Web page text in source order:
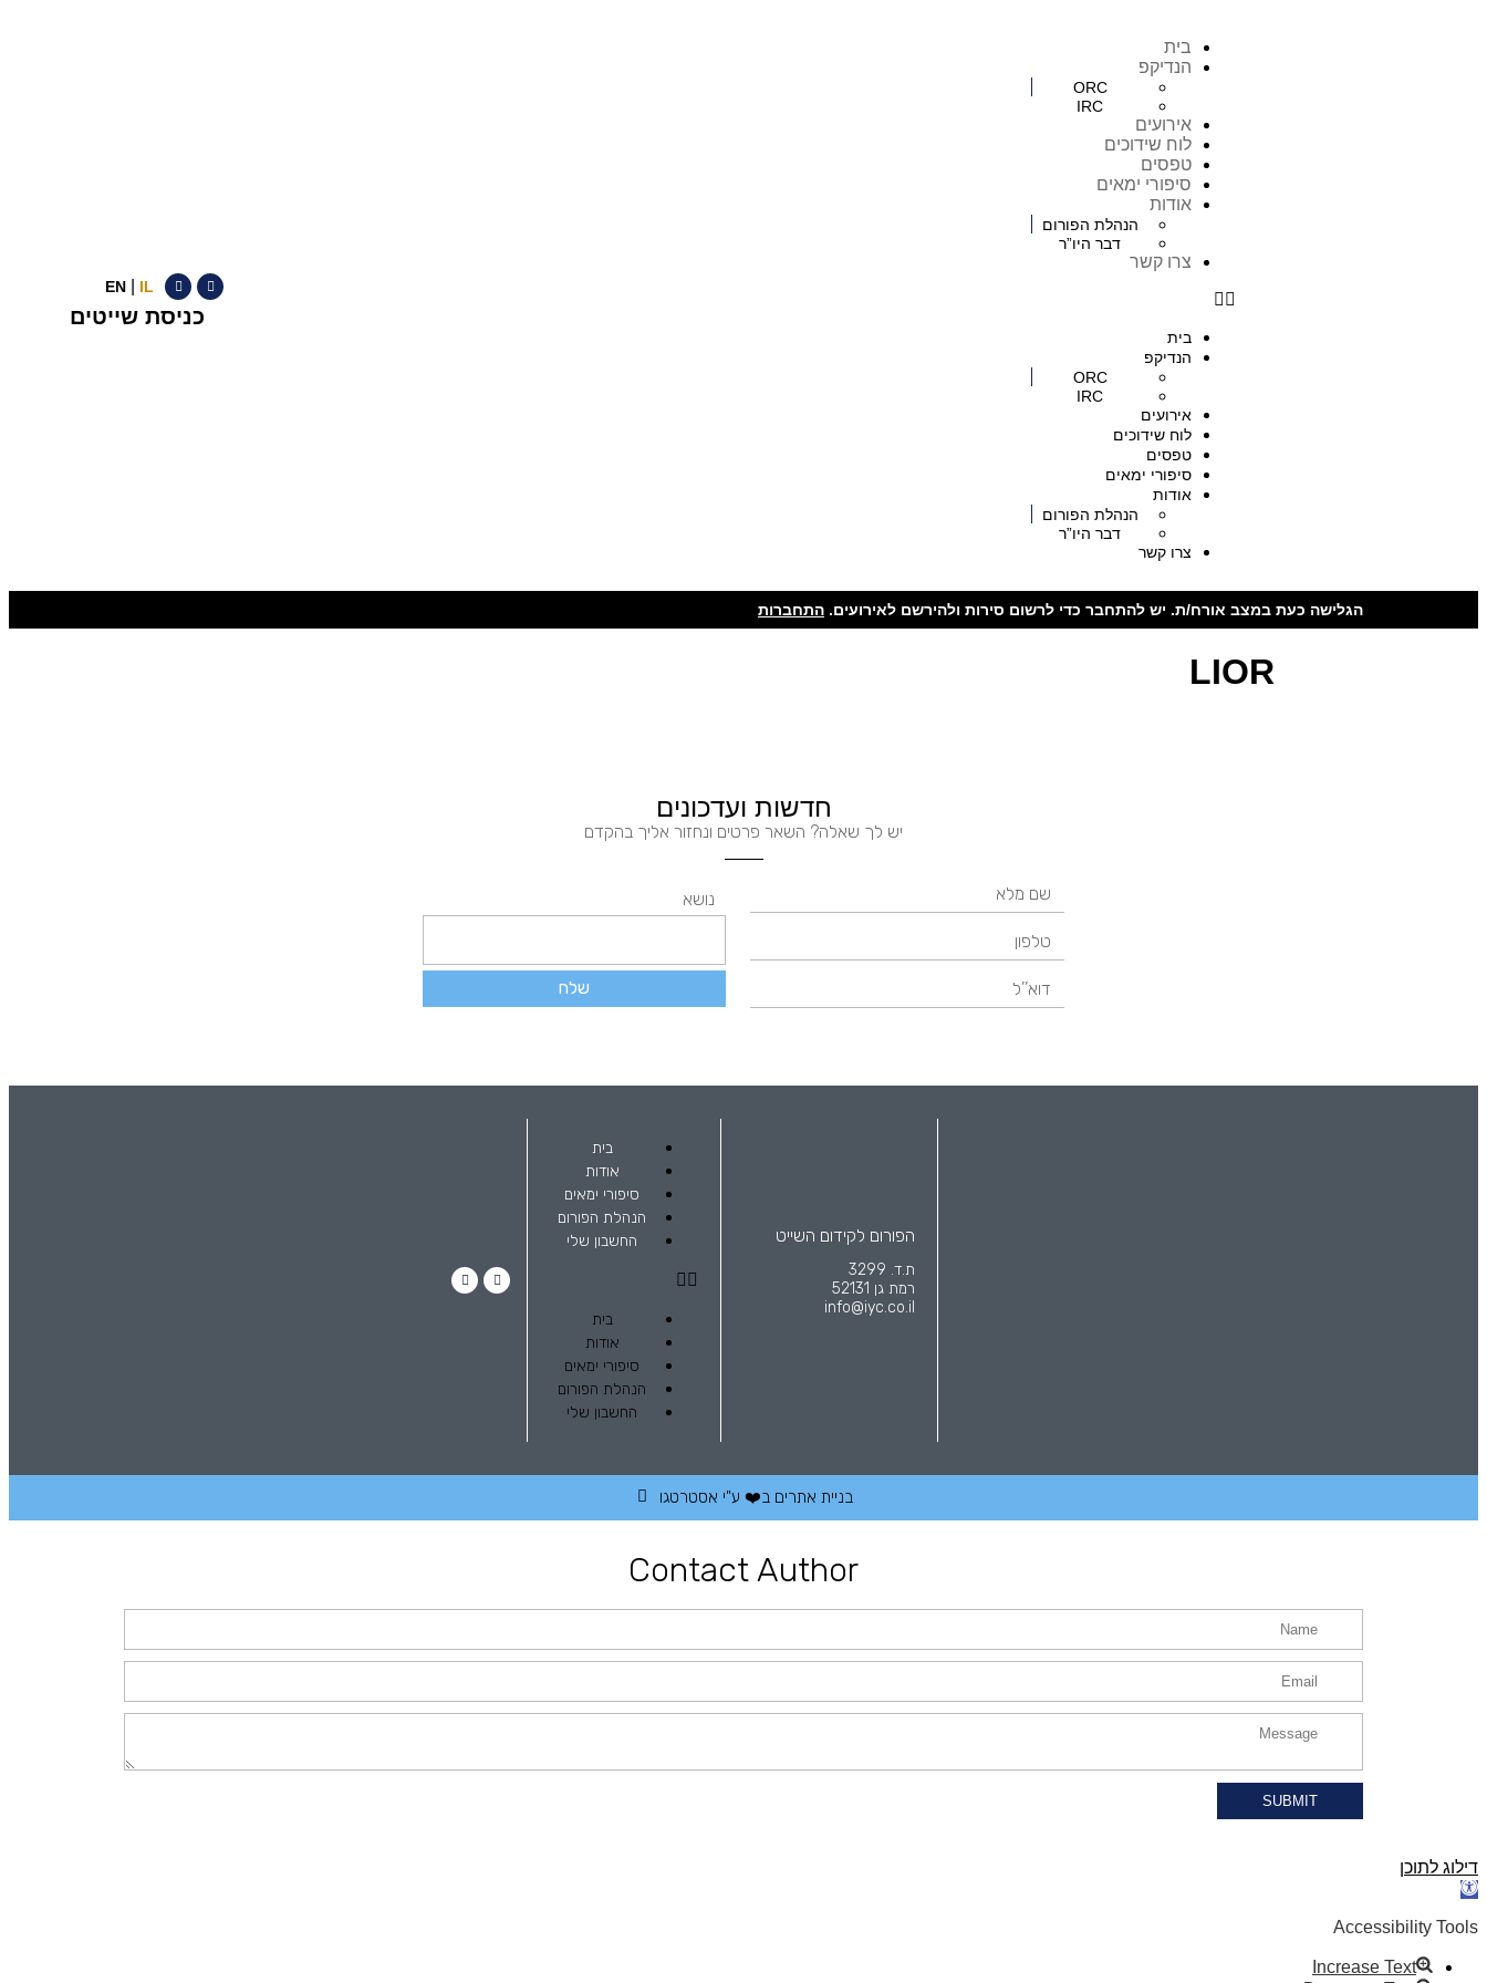
בית
הנדיקפ
ORC
IRC
אירועים
לוח שידוכים
טפסים
סיפורי ימאים
אודות
הנהלת הפורום
דבר היו”ר
צרו קשר
בית
הנדיקפ
ORC
IRC
אירועים
לוח שידוכים
טפסים
סיפורי ימאים
אודות
הנהלת הפורום
דבר היו”ר
צרו קשר
EN IL
כניסת שייטים
הגלישה כעת במצב אורח/ת. יש להתחבר כדי לרשום סירות ולהירשם לאירועים. התחברות
LIOR
חדשות ועדכונים
יש לך שאלה? השאר פרטים ונחזור אליך בהקדם
נושא
שלח
הפורום לקידום השייט
ת.ד. 3299
רמת גן 52131
info@iyc.co.il
בית
אודות
סיפורי ימאים
הנהלת הפורום
החשבון שלי
בית
אודות
סיפורי ימאים
הנהלת הפורום
החשבון שלי
בניית אתרים ב❤️ ע"י אסטרטגו
Contact Author
SUBMIT
דילוג לתוכן
פתח
נגישות
Accessibility Tools
Increase Text